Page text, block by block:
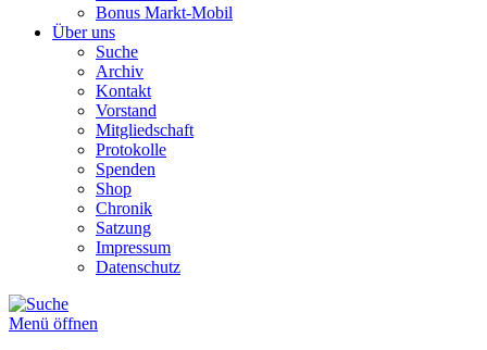
Bonus Markt-Mobil
Über uns
Suche
Archiv
Kontakt
Vorstand
Mitgliedschaft
Protokolle
Spenden
Shop
Chronik
Satzung
Impressum
Datenschutz
Menü öffnen